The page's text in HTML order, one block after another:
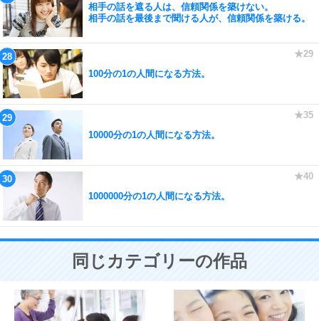
相手の話を遮る人は、信頼関係を築けない。
相手の話を最後まで聞ける人が、信頼関係を築ける。
100分の1の人間になる方法。
10000分の1の人間になる方法。
1000000分の1の人間になる方法。
同じカテゴリーの作品